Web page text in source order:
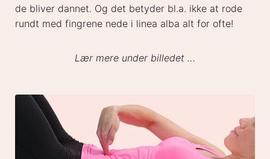
de bliver dannet. Og det betyder bl.a. ikke at rode
rundt med fingrene nede i linea alba alt for ofte!
Lær mere under billedet …